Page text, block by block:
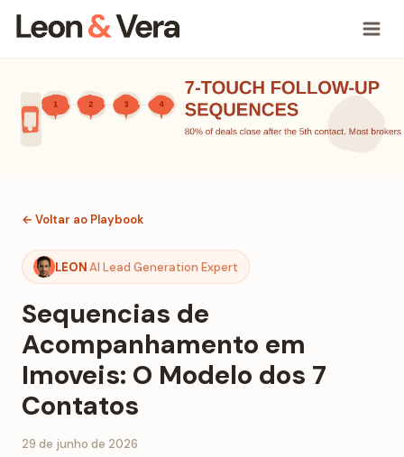
← Voltar ao Playbook
LEONAI Lead Generation Expert
Sequencias de
Acompanhamento em
Imoveis: O Modelo dos 7
Contatos
29 de junho de 2026